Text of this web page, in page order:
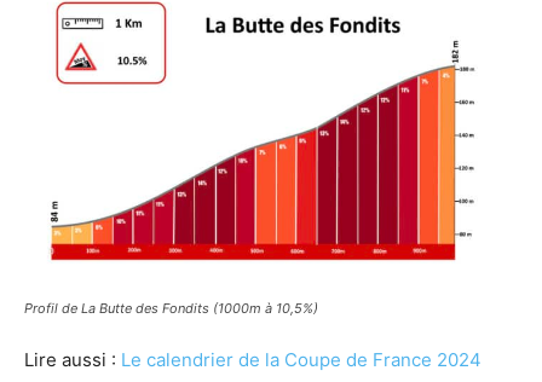
Profil de La Butte des Fondits (1000m à 10,5%)
Lire aussi : Le calendrier de la Coupe de France 2024